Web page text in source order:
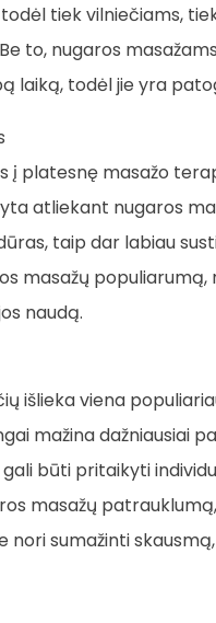
tiek vilniečiams,
to, nugaros
laiką, todėl jie yra
į platesnę masažo
atliekant nugaros
taip dar labiau
masažų populiarumą,
naudą.
išlieka viena
mažina dažniausiai
būti pritaikyti
masažų
nori sumažinti